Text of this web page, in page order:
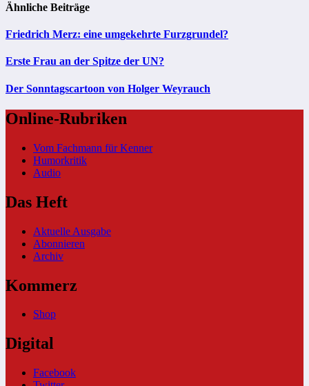
Ähnliche Beiträge
Friedrich Merz: eine umgekehrte Furzgrundel?
Erste Frau an der Spitze der UN?
Der Sonntagscartoon von Holger Weyrauch
Online-Rubriken
Vom Fachmann für Kenner
Humorkritik
Audio
Das Heft
Aktuelle Ausgabe
Abonnieren
Archiv
Kommerz
Shop
Digital
Facebook